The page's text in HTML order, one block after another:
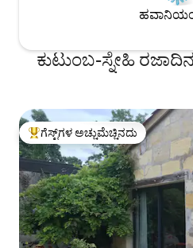
ಕುಟುಂಬ-ಸ್ನೇಹಿ
ಗೆಸ್ಟ್‌ಗಳಿಗೆ ಅತಿ ಹೆಚ್ಚು ಅಚ್ಚುಮೆಚ್ಚಿನದು
ಗೆಸ್ಟ್‌ಗಳ ಅಚ್ಚುಮೆಚ್ಚಿನದು